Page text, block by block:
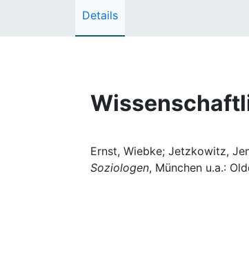
Details
Ernst, Wiebke; Jetzkowitz,
Soziologen, München u.a.: